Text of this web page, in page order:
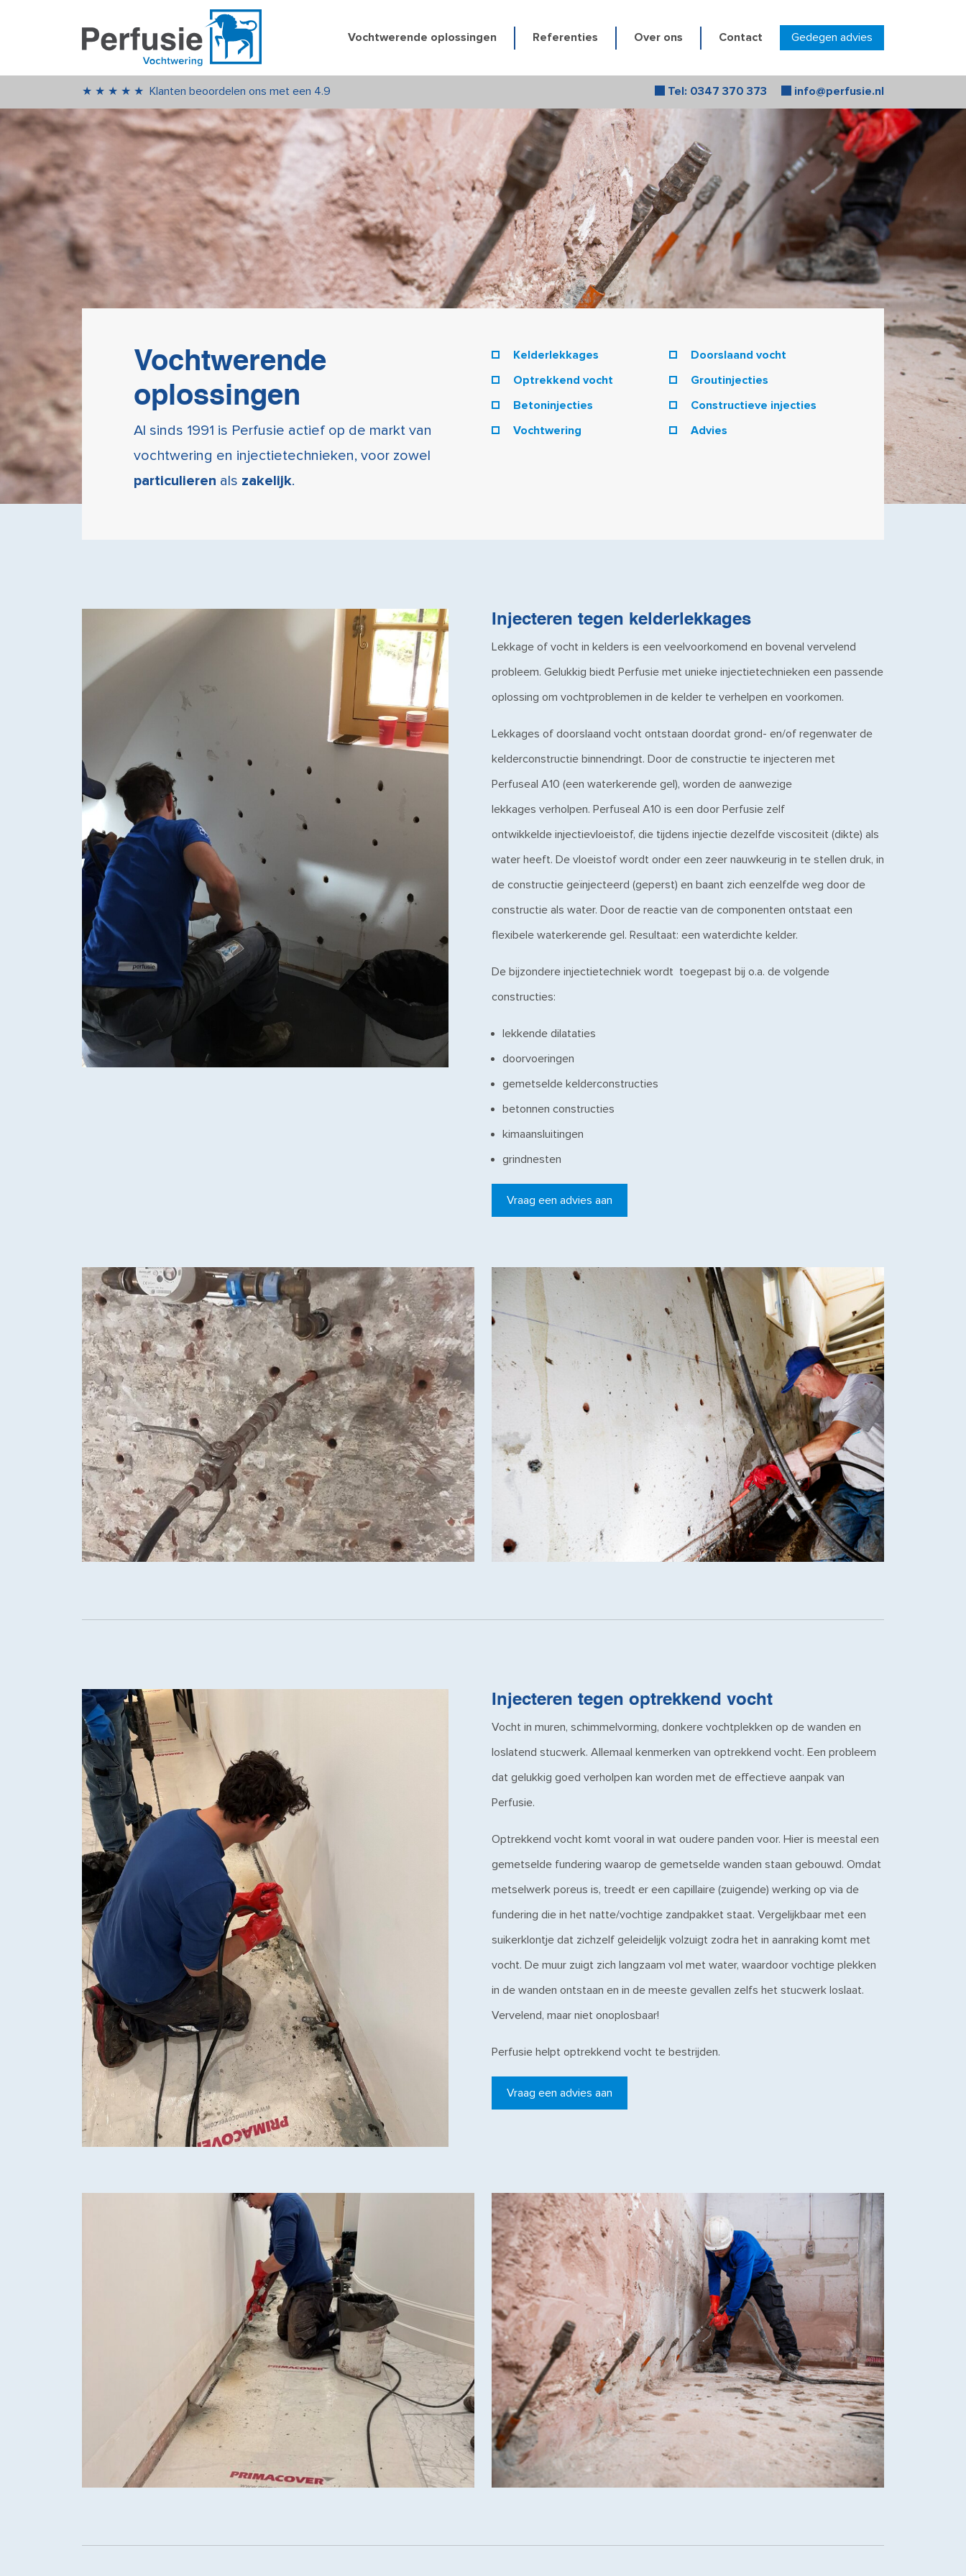
Vochtwerende oplossingen Referenties Over ons Contact Gedegen advies
★★★★★ Klanten beoordelen ons met een 4.9 Tel: 0347 370 373 info@perfusie.nl
Vochtwerende
oplossingen
Al sinds 1991 is Perfusie actief op de markt van
vochtwering en injectietechnieken, voor zowel
particulieren als zakelijk.
Kelderlekkages
Optrekkend vocht
Betoninjecties
Vochtwering
Doorslaand vocht
Groutinjecties
Constructieve injecties
Advies
Injecteren tegen kelderlekkages
Lekkage of vocht in kelders is een veelvoorkomend en bovenal vervelend
probleem. Gelukkig biedt Perfusie met unieke injectietechnieken een passende
oplossing om vochtproblemen in de kelder te verhelpen en voorkomen.
Lekkages of doorslaand vocht ontstaan doordat grond- en/of regenwater de
kelderconstructie binnendringt. Door de constructie te injecteren met
Perfuseal A10 (een waterkerende gel), worden de aanwezige
lekkages verholpen. Perfuseal A10 is een door Perfusie zelf
ontwikkelde injectievloeistof, die tijdens injectie dezelfde viscositeit (dikte) als
water heeft. De vloeistof wordt onder een zeer nauwkeurig in te stellen druk, in
de constructie geïnjecteerd (geperst) en baant zich eenzelfde weg door de
constructie als water. Door de reactie van de componenten ontstaat een
flexibele waterkerende gel. Resultaat: een waterdichte kelder.
De bijzondere injectietechniek wordt toegepast bij o.a. de volgende
constructies:
lekkende dilataties
doorvoeringen
gemetselde kelderconstructies
betonnen constructies
kimaansluitingen
grindnesten
Vraag een advies aan
Injecteren tegen optrekkend vocht
Vocht in muren, schimmelvorming, donkere vochtplekken op de wanden en
loslatend stucwerk. Allemaal kenmerken van optrekkend vocht. Een probleem
dat gelukkig goed verholpen kan worden met de effectieve aanpak van
Perfusie.
Optrekkend vocht komt vooral in wat oudere panden voor. Hier is meestal een
gemetselde fundering waarop de gemetselde wanden staan gebouwd. Omdat
metselwerk poreus is, treedt er een capillaire (zuigende) werking op via de
fundering die in het natte/vochtige zandpakket staat. Vergelijkbaar met een
suikerklontje dat zichzelf geleidelijk volzuigt zodra het in aanraking komt met
vocht. De muur zuigt zich langzaam vol met water, waardoor vochtige plekken
in de wanden ontstaan en in de meeste gevallen zelfs het stucwerk loslaat.
Vervelend, maar niet onoplosbaar!
Perfusie helpt optrekkend vocht te bestrijden.
Vraag een advies aan